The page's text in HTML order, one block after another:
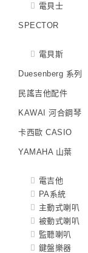
電貝士
SPECTOR
電貝斯
Duesenberg 系列
民謠吉他配件
KAWAI 河合鋼琴
卡西歐 CASIO
YAMAHA 山葉
電吉他
PA系統
主動式喇叭
被動式喇叭
監聽喇叭
鍵盤樂器